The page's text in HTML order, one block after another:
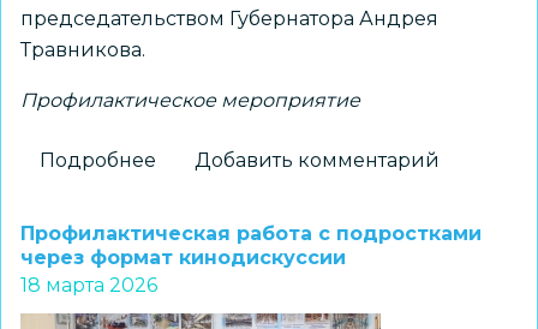
председательством Губернатора Андрея
Травникова.
Профилактическое мероприятие
Подробнее
Правительстве
региона
рассмотрели
вопросы
Добавить комментарий
Профилактическая работа с подростками
через формат кинодискуссии
18 марта 2026